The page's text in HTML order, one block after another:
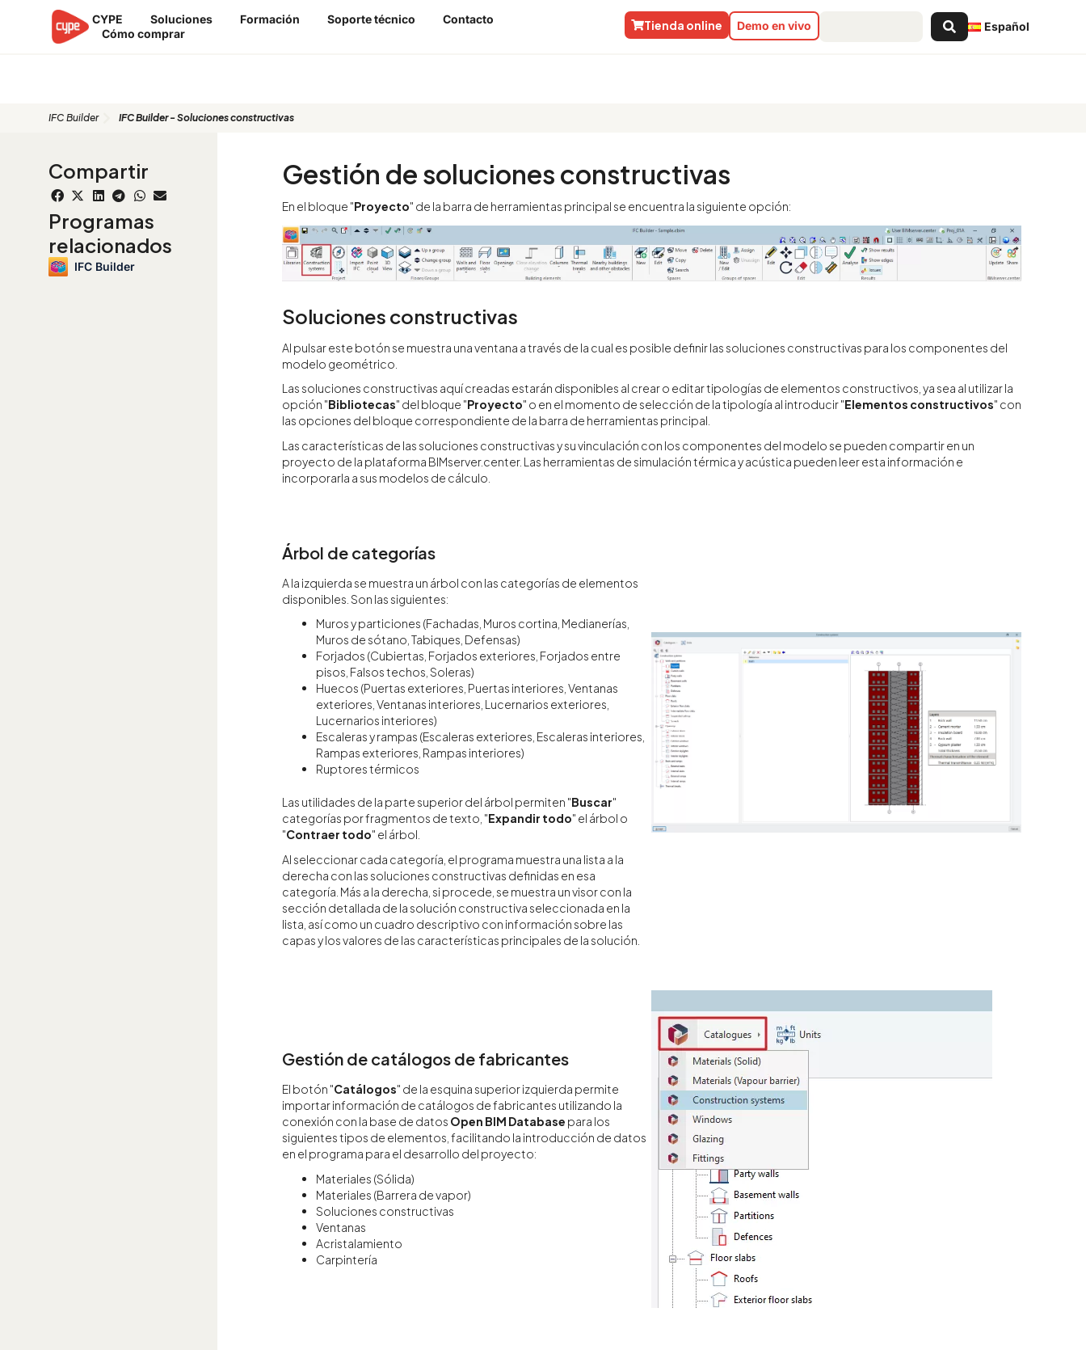
contenido
CYPE Soluciones Formación Soporte técnico
Contacto
Cómo comprar
Español
Search
...
Demo en vivo
Tienda online
IFC Builder IFC Builder - Soluciones constructivas
Compartir
Programas
relacionados
IFC Builder
Gestión de soluciones constructivas
En el bloque "Proyecto" de la barra de herramientas principal se encuentra la siguiente opción:
Soluciones constructivas
Al pulsar este botón se muestra una ventana a través de la cual es posible definir las soluciones constructivas para los componentes del
modelo geométrico.
Las soluciones constructivas aquí creadas estarán disponibles al crear o editar tipologías de elementos constructivos, ya sea al utilizar la
opción "Bibliotecas" del bloque "Proyecto" o en el momento de selección de la tipología al introducir "Elementos constructivos" con
las opciones del bloque correspondiente de la barra de herramientas principal.
Las características de las soluciones constructivas y su vinculación con los componentes del modelo se pueden compartir en un
proyecto de la plataforma BIMserver.center. Las herramientas de simulación térmica y acústica pueden leer esta información e
incorporarla a sus modelos de cálculo.
Árbol de categorías
A la izquierda se muestra un árbol con las categorías de elementos
disponibles. Son las siguientes:
Muros y particiones (Fachadas, Muros cortina, Medianerías,
Muros de sótano, Tabiques, Defensas)
Forjados (Cubiertas, Forjados exteriores, Forjados entre
pisos, Falsos techos, Soleras)
Huecos (Puertas exteriores, Puertas interiores, Ventanas
exteriores, Ventanas interiores, Lucernarios exteriores,
Lucernarios interiores)
Escaleras y rampas (Escaleras exteriores, Escaleras interiores,
Rampas exteriores, Rampas interiores)
Ruptores térmicos
Las utilidades de la parte superior del árbol permiten "Buscar"
categorías por fragmentos de texto, "Expandir todo" el árbol o
"Contraer todo" el árbol.
Al seleccionar cada categoría, el programa muestra una lista a la
derecha con las soluciones constructivas definidas en esa
categoría. Más a la derecha, si procede, se muestra un visor con la
sección detallada de la solución constructiva seleccionada en la
lista, así como un cuadro descriptivo con información sobre las
capas y los valores de las características principales de la solución.
Gestión de catálogos de fabricantes
El botón "Catálogos" de la esquina superior izquierda permite
importar información de catálogos de fabricantes utilizando la
conexión con la base de datos Open BIM Database para los
siguientes tipos de elementos, facilitando la introducción de datos
en el programa para el desarrollo del proyecto:
Materiales (Sólida)
Materiales (Barrera de vapor)
Soluciones constructivas
Ventanas
Acristalamiento
Carpintería